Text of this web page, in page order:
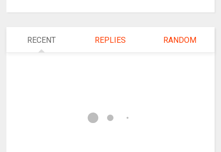
RECENT REPLIES RANDOM